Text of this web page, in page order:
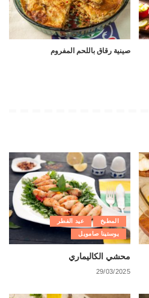
صينية رقاق باللحم المفروم
المطبخ
عيد الفطر
يوستينا صامويل
محشي الكاليماري
29/03/2025